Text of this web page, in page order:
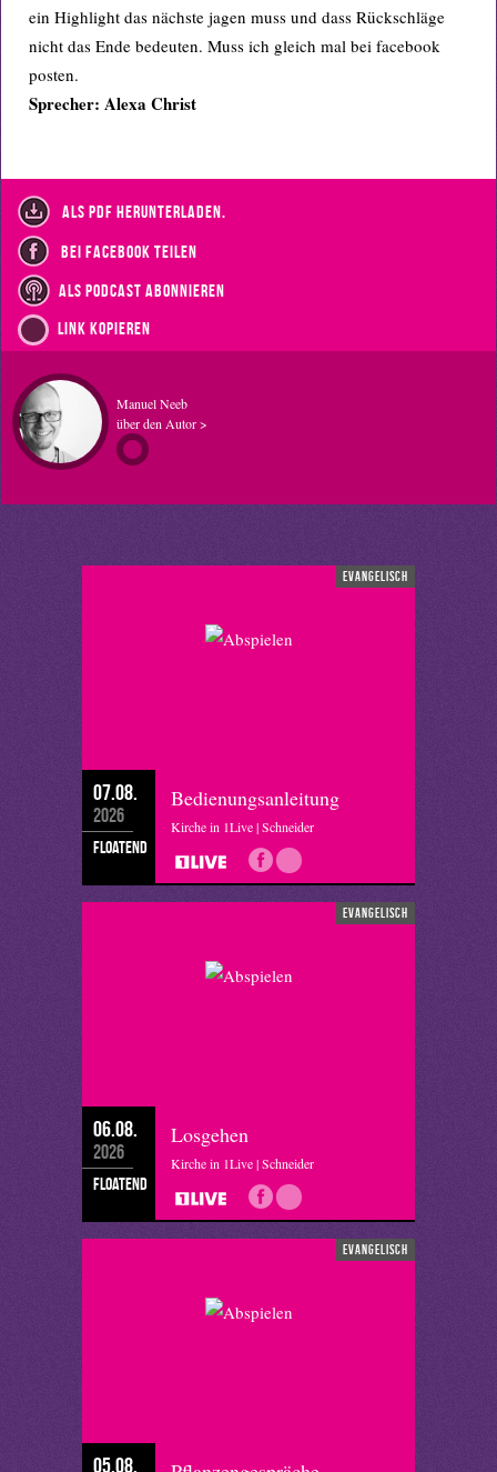
ein Highlight das nächste jagen muss und dass Rückschläge
nicht das Ende bedeuten. Muss ich gleich mal bei facebook
posten.
Sprecher: Alexa Christ
als PDF herunterladen.
bei Facebook teilen
als Podcast abonnieren
Link kopieren
Manuel Neeb
über den Autor >
evangelisch
07.08.
2026
floatend
Bedienungsanleitung
Kirche in 1Live | Schneider
evangelisch
06.08.
2026
floatend
Losgehen
Kirche in 1Live | Schneider
evangelisch
05.08.